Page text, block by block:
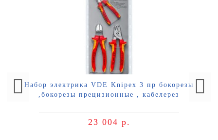
Набор электрика VDE Knipex 3 пр бокорезы
,бокорезы прецизионные , кабелерез
23 004 р.